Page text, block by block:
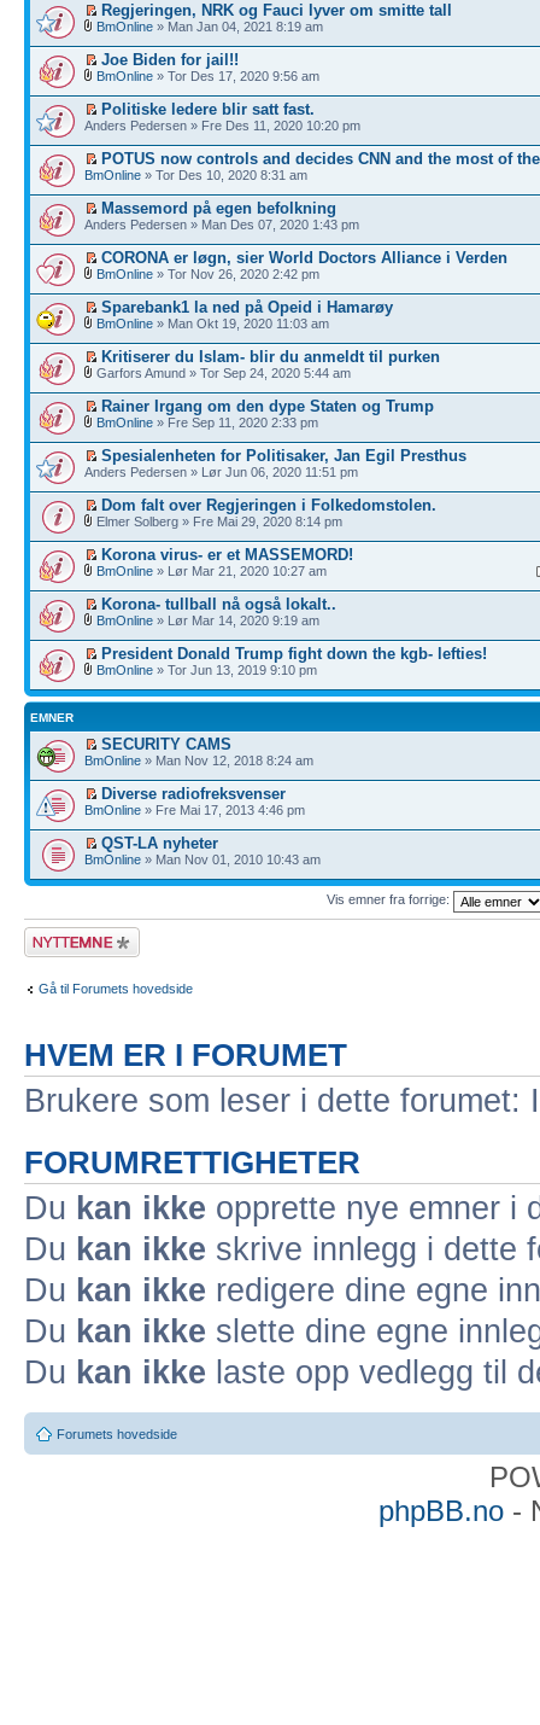
Regjeringen, NRK og Fauci lyver om smitte tall
BmOnline » Man Jan 04, 2021 8:19 am
Joe Biden for jail!!
BmOnline » Tor Des 17, 2020 9:56 am
Politiske ledere blir satt fast.
Anders Pedersen » Fre Des 11, 2020 10:20 pm
POTUS now controls and decides CNN and the most of
BmOnline » Tor Des 10, 2020 8:31 am
Massemord på egen befolkning
Anders Pedersen » Man Des 07, 2020 1:43 pm
CORONA er løgn, sier World Doctors Alliance i Verden
BmOnline » Tor Nov 26, 2020 2:42 pm
Sparebank1 la ned på Opeid i Hamarøy
BmOnline » Man Okt 19, 2020 11:03 am
Kritiserer du Islam- blir du anmeldt til purken
Garfors Amund » Tor Sep 24, 2020 5:44 am
Rainer Irgang om den dype Staten og Trump
BmOnline » Fre Sep 11, 2020 2:33 pm
Spesialenheten for Politisaker, Jan Egil Presthus
Anders Pedersen » Lør Jun 06, 2020 11:51 pm
Dom falt over Regjeringen i Folkedomstolen.
Elmer Solberg » Fre Mai 29, 2020 8:14 pm
Korona virus- er et MASSEMORD!
BmOnline » Lør Mar 21, 2020 10:27 am
Korona- tullball nå også lokalt..
BmOnline » Lør Mar 14, 2020 9:19 am
President Donald Trump fight down the kgb- lefties!
BmOnline » Tor Jun 13, 2019 9:10 pm
EMNER
SECURITY CAMS
BmOnline » Man Nov 12, 2018 8:24 am
Diverse radiofreksvenser
BmOnline » Fre Mai 17, 2013 4:46 pm
QST-LA nyheter
BmOnline » Man Nov 01, 2010 10:43 am
Vis emner fra forrige:
Legg inn et nytt
emne
Gå til Forumets hovedside
HVEM ER I FORUMET
Brukere som leser i dette
FORUMRETTIGHETER
Du kan ikke opprette nye emner i
Du kan ikke skrive innlegg i dette
Du kan ikke redigere dine egne
Du kan ikke slette dine egne
Du kan ikke laste opp vedlegg til
Forumets hovedside
phpBB.no-